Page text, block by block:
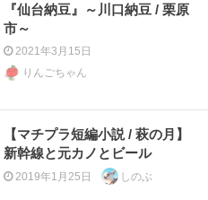
『仙台納豆』～川口納豆 / 栗原
市～
2021年3月15日
りんごちゃん
【マチプラ短編小説 / 萩の月】
新幹線と元カノとビール
2019年1月25日 しのぶ